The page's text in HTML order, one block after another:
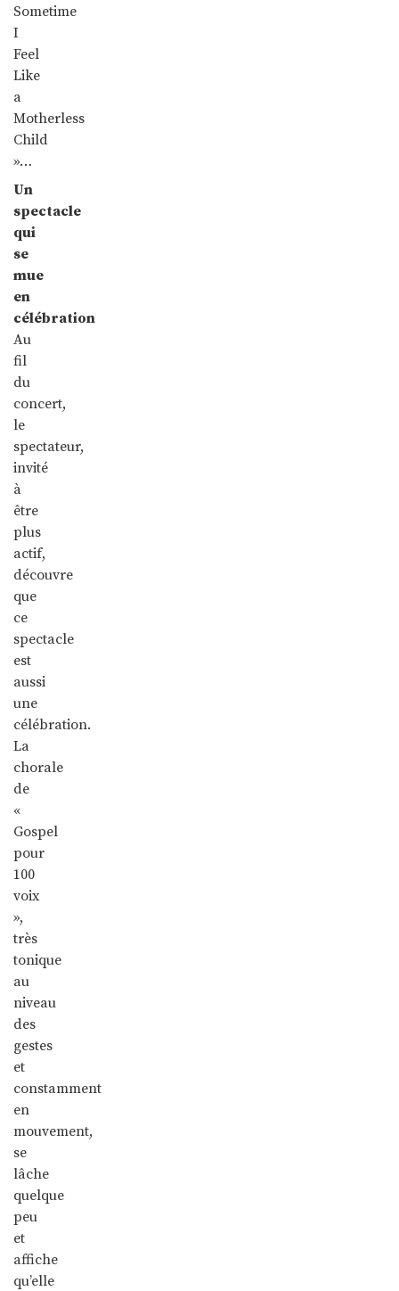
Sometime
I
Feel
Like
a
Motherless
Child
»…
Un
spectacle
qui
se
mue
en
célébration
Au
fil
du
concert,
le
spectateur,
invité
à
être
plus
actif,
découvre
que
ce
spectacle
est
aussi
une
célébration.
La
chorale
de
«
Gospel
pour
100
voix
»,
très
tonique
au
niveau
des
gestes
et
constamment
en
mouvement,
se
lâche
quelque
peu
et
affiche
qu’elle